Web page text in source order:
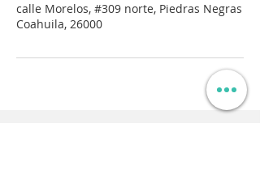
calle Morelos, #309 norte, Piedras Negras
Coahuila, 26000